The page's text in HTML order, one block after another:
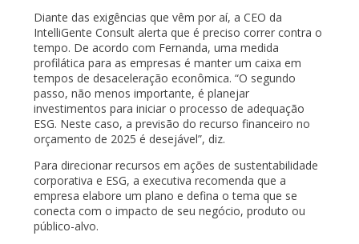
Diante das exigências que vêm por aí, a CEO da
IntelliGente Consult alerta que é preciso correr contra o
tempo. De acordo com Fernanda, uma medida
profilática para as empresas é manter um caixa em
tempos de desaceleração econômica. “O segundo
passo, não menos importante, é planejar
investimentos para iniciar o processo de adequação
ESG. Neste caso, a previsão do recurso financeiro no
orçamento de 2025 é desejável”, diz.
Para direcionar recursos em ações de sustentabilidade
corporativa e ESG, a executiva recomenda que a
empresa elabore um plano e defina o tema que se
conecta com o impacto de seu negócio, produto ou
público-alvo.